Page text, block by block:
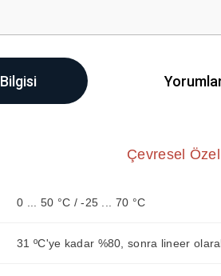
Çevresel
0 ... 50 °C / -25 ... 70 °C
31 ºC'ye kadar %80, sonra lineer